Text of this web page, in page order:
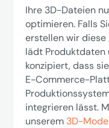
Ihre 3D-Dateien
optimieren. Falls
erstellen wir diese
lädt Produktdaten
konzipiert, dass
E-Commerce-
integrieren lässt.
unserem 3D-